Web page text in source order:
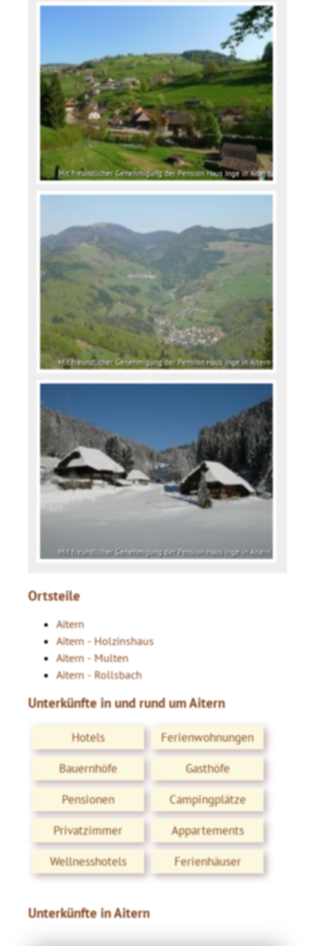
Mit freundlicher Genehmigung der Pension Haus Inge in Aitern
Mit freundlicher Genehmigung der Pension Haus Inge in Aitern
Mit freundlicher Genehmigung der Pension Haus Inge in Aitern
Ortsteile
Aitern
Aitern - Holzinshaus
Aitern - Multen
Aitern - Rollsbach
Unterkünfte in und rund um Aitern
Hotels
Ferienwohnungen
Bauernhöfe
Gasthöfe
Pensionen
Campingplätze
Privatzimmer
Appartements
Wellnesshotels
Ferienhäuser
Unterkünfte in Aitern